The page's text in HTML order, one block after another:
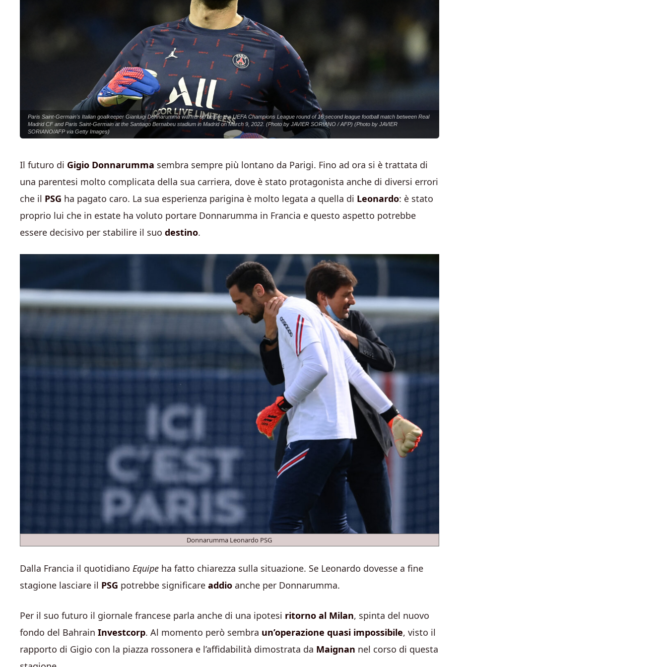
Paris Saint-Germain's Italian goalkeeper Gianluigi Donnarumma warms up before the UEFA Champions League round of 16 second league football match between Real
Madrid CF and Paris Saint-Germain at the Santiago Bernabeu stadium in Madrid on March 9, 2022. (Photo by JAVIER SORIANO / AFP) (Photo by JAVIER
SORIANO/AFP via Getty Images)
Il futuro di Gigio Donnarumma sembra sempre più lontano da Parigi. Fino ad ora si è trattata di
una parentesi molto complicata della sua carriera, dove è stato protagonista anche di diversi errori
che il PSG ha pagato caro. La sua esperienza parigina è molto legata a quella di Leonardo: è stato
proprio lui che in estate ha voluto portare Donnarumma in Francia e questo aspetto potrebbe
essere decisivo per stabilire il suo destino.
Donnarumma Leonardo PSG
Dalla Francia il quotidiano Equipe ha fatto chiarezza sulla situazione. Se Leonardo dovesse a fine
stagione lasciare il PSG potrebbe significare addio anche per Donnarumma.
Per il suo futuro il giornale francese parla anche di una ipotesi ritorno al Milan, spinta del nuovo
fondo del Bahrain Investcorp. Al momento però sembra un’operazione quasi impossibile, visto il
rapporto di Gigio con la piazza rossonera e l’affidabilità dimostrata da Maignan nel corso di questa